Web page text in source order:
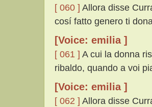
[ 060 ] Allora disse
cosí fatto genero ti
[Voice: emilia ]
[ 061 ] A cui la donna
ribaldo, quando a voi
[Voice: emilia ]
[ 062 ] Allora disse